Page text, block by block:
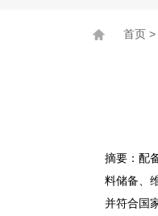
首页 >
摘要：配
料储备、
并符合国